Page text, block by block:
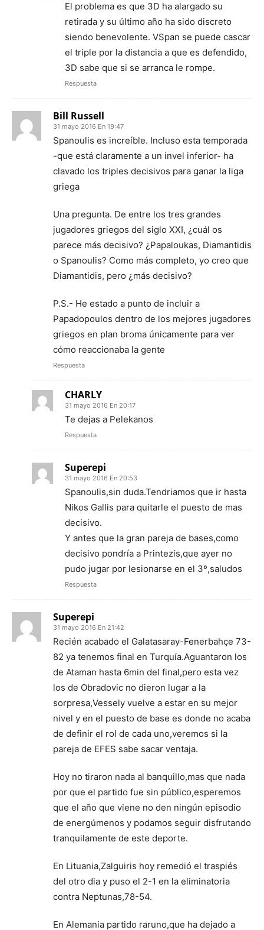
El problema es que 3D ha alargado su
retirada y su último año ha sido discreto
siendo benevolente. VSpan se puede cascar
el triple por la distancia a que es defendido,
3D sabe que si se arranca le rompe.
Respuesta
Bill Russell
31 mayo 2016 En 19:47
Spanoulis es increíble. Incluso esta temporada
-que está claramente a un invel inferior- ha
clavado los triples decisivos para ganar la liga
griega
Una pregunta. De entre los tres grandes
jugadores griegos del siglo XXI, ¿cuál os
parece más decisivo? ¿Papaloukas, Diamantidis
o Spanoulis? Como más completo, yo creo que
Diamantidis, pero ¿más decisivo?
P.S.- He estado a punto de incluir a
Papadopoulos dentro de los mejores jugadores
griegos en plan broma únicamente para ver
cómo reaccionaba la gente
Respuesta
CHARLY
31 mayo 2016 En 20:17
Te dejas a Pelekanos
Respuesta
Superepi
31 mayo 2016 En 20:53
Spanoulis,sin duda.Tendriamos que ir hasta
Nikos Gallis para quitarle el puesto de mas
decisivo.
Y antes que la gran pareja de bases,como
decisivo pondría a Printezis,que ayer no
pudo jugar por lesionarse en el 3º,saludos
Respuesta
Superepi
31 mayo 2016 En 21:42
Recién acabado el Galatasaray-Fenerbahçe 73-
82 ya tenemos final en Turquía.Aguantaron los
de Ataman hasta 6min del final,pero esta vez
los de Obradovic no dieron lugar a la
sorpresa,Vessely vuelve a estar en su mejor
nivel y en el puesto de base es donde no acaba
de definir el rol de cada uno,veremos si la
pareja de EFES sabe sacar ventaja.
Hoy no tiraron nada al banquillo,mas que nada
por que el partido fue sin público,esperemos
que el año que viene no den ningún episodio
de energúmenos y podamos seguir disfrutando
tranquilamente de este deporte.
En Lituania,Zalguiris hoy remedió el traspiés
del otro dia y puso el 2-1 en la eliminatoria
contra Neptunas,78-54.
En Alemania partido raruno,que ha dejado a